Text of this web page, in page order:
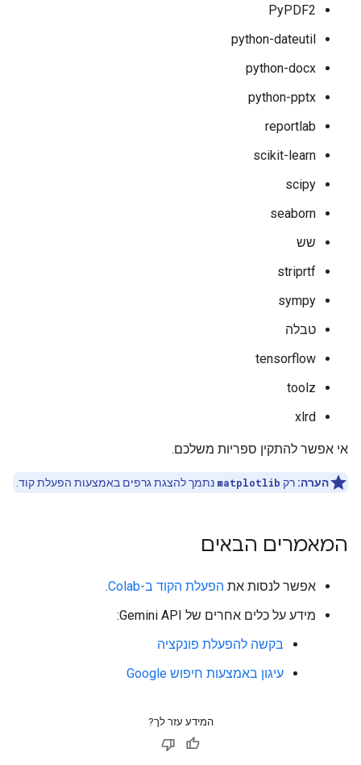
PyPDF2
python-dateutil
python-docx
python-pptx
reportlab
scikit-learn
scipy
seaborn
שש
striprtf
sympy
טבלה
tensorflow
toolz
xlrd
אי אפשר להתקין ספריות משלכם.
הערה: רק matplotlib נתמך להצגת גרפים באמצעות הפעלת קוד.
המאמרים הבאים
אפשר לנסות את הפעלת הקוד ב-Colab
.
מידע על כלים אחרים של Gemini API:
בקשה להפעלת פונקציה
עיגון באמצעות חיפוש Google
המידע עזר לך?